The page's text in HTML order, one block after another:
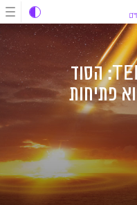
ההרצאה השבועית של TED: הסוד
פתיחות